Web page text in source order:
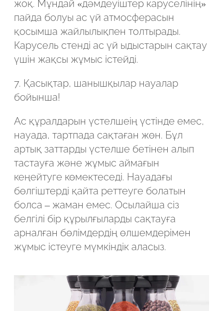
жоқ. Мұндай «дәмдеуіштер каруселінің»
пайда болуы ас үй атмосферасын
қосымша жайлылықпен толтырады.
Карусель стенді ас үй ыдыстарын сақтау
үшін жақсы жұмыс істейді.
7. Қасықтар, шанышқылар науалар
бойынша!
Ас құралдарын үстелшеің үстінде емес,
науада, тартпада сақтаған жөн. Бұл
артық заттарды үстелше бетінен алып
тастауға және жұмыс аймағын
кеңейтуге көмектеседі. Науадағы
бөлгіштерді қайта реттеуге болатын
болса – жаман емес. Осылайша сіз
белгілі бір құрылғыларды сақтауға
арналған бөлімдердің өлшемдерімен
жұмыс істеуге мүмкіндік аласыз.